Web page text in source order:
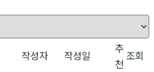
작성자 작성일
추
천
조회